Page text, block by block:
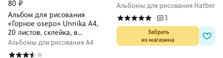
80 ₽
Альбом для рисования
«Горное озеро» Unnika А4,
20 листов, склейка, в
ассортименте
Альбомы для рисования А4
ассортименте
Альбомы для рисования Hatber
· 3
Забрать
из магазина